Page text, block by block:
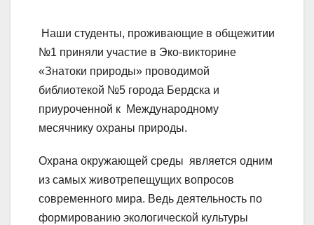
Наши студенты, проживающие в общежитии
№1 приняли участие в Эко-викторине
«Знатоки природы» проводимой
библиотекой №5 города Бердска и
приуроченной к Международному
месячнику охраны природы.
Охрана окружающей среды является одним
из самых животрепещущих вопросов
современного мира. Ведь деятельность по
формированию экологической культуры